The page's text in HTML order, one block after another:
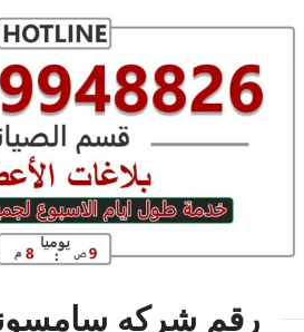
رقم شركه